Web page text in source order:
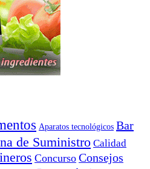
Aparatos tecnológicos Bar
de Suministro Calidad
Concurso Consejos